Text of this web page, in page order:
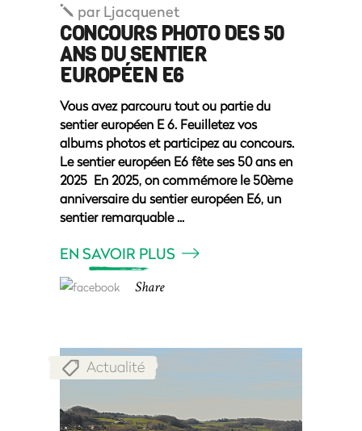
par Ljacquenet
CONCOURS PHOTO DES 50
ANS DU SENTIER
EUROPÉEN E6
Vous avez parcouru tout ou partie du
sentier européen E 6. Feuilletez vos
albums photos et participez au concours.
Le sentier européen E6 fête ses 50 ans en
2025 En 2025, on commémore le 50ème
anniversaire du sentier européen E6, un
sentier remarquable
EN SAVOIR PLUS
Share
Actualité